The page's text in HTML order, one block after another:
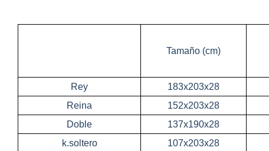
Tamaño (cm)
Rey
183x203x28
Reina
152x203x28
Doble
137x190x28
k.soltero
107x203x28